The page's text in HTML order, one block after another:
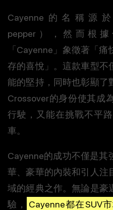
Cayenne的名稱源
pepper），然而根
「Cayenne」象徵著「
存的喜悅」。這款車型不
能的堅持，同時也彰顯了
Crossover的身份使其成
行駛，又能在挑戰不平
車。
Cayenne的成功不僅是其
華、豪華的內裝和引人注
域的經典之作。無論是豪
驗，
Cayenne都在SUV